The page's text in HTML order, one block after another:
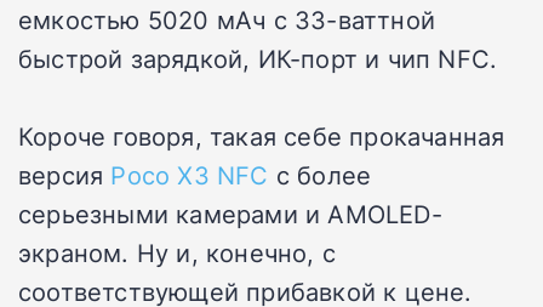
емкостью 5020 мАч с 33-ваттной
быстрой зарядкой, ИК-порт и чип NFC.
Короче говоря, такая себе прокачанная
версия Poco X3 NFC с более
серьезными камерами и AMOLED-
экраном. Ну и, конечно, с
соответствующей прибавкой к цене.